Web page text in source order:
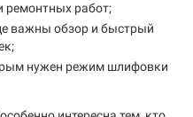
ремонтных работ;
важны обзор и быстрый
нужен режим шлифовки